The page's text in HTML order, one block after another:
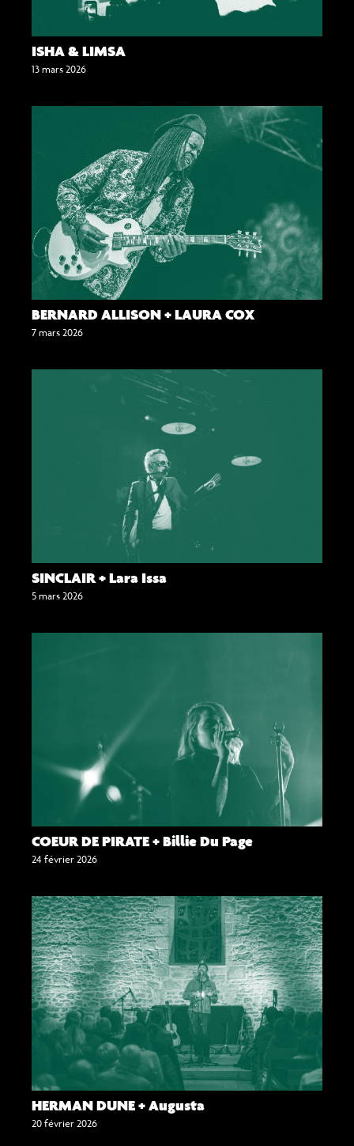
ISHA & LIMSA
13 mars 2026
BERNARD ALLISON + LAURA COX
7 mars 2026
SINCLAIR + Lara Issa
5 mars 2026
COEUR DE PIRATE + Billie Du Page
24 février 2026
HERMAN DUNE + Augusta
20 février 2026